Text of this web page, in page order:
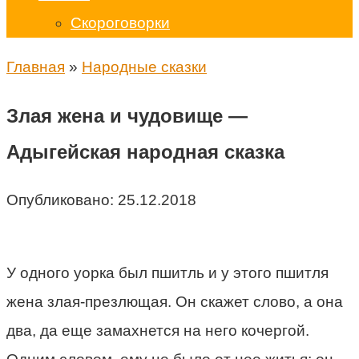
Скороговорки
Главная » Народные сказки
Злая жена и чудовище —
Адыгейская народная сказка
Опубликовано: 25.12.2018
У одного уорка был пшитль и у этого пшитля
жена злая-презлющая. Он скажет слово, а она
два, да еще замахнется на него кочергой.